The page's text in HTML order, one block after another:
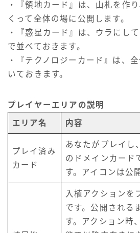
・『領地カード』は、山札を作
くって全体の場に公開します。
・『惑星カード』は、ウラにし
で並べておきます。
・『テクノロジーカード』は、
いておきます。
プレイヤーエリアの説明
エリア名 内容
プレイ済み
カード
あなたがプレイし
のドメインカード
す。アイコンは公
入植アクションを
です。公開される
す。アクション時